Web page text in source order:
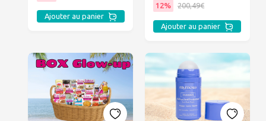
Ajouter au panier
12% 200,49€
Ajouter au panier